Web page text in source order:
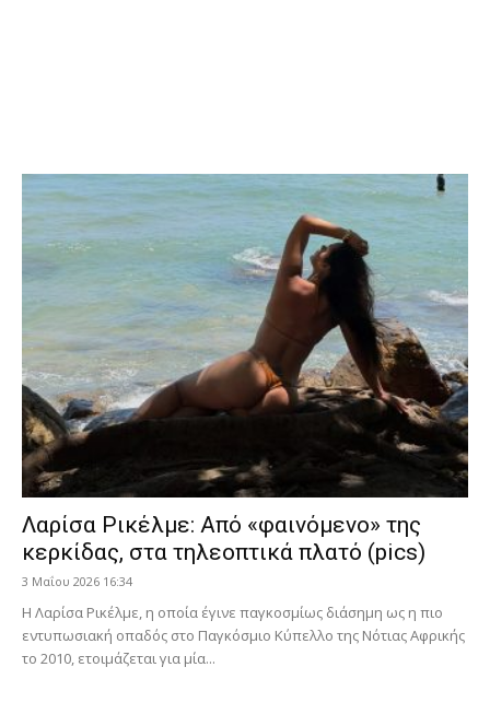
Λαρίσα Ρικέλμε: Από «φαινόμενο» της
κερκίδας, στα τηλεοπτικά πλατό (pics)
3 Μαΐου 2026 16:34
Η Λαρίσα Ρικέλμε, η οποία έγινε παγκοσμίως διάσημη ως η πιο
εντυπωσιακή οπαδός στο Παγκόσμιο Κύπελλο της Νότιας Αφρικής
το 2010, ετοιμάζεται για μία...